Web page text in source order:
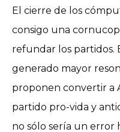
El cierre de los
consigo una
refundar los partidos.
generado mayor
proponen convertir a
partido pro-vida y
no sólo sería un error